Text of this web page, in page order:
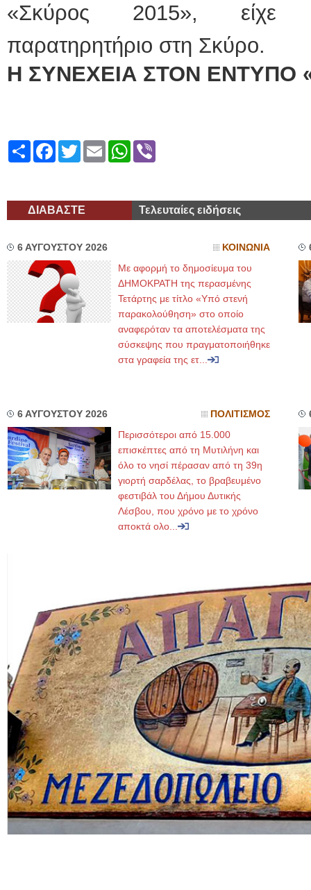
«Σκύρος 2015», είχε
παρατηρητήριο στη Σκύρο.
Η ΣΥΝΕΧΕΙΑ ΣΤΟΝ ΕΝΤΥΠΟ
ShareFacebook
TwitterEmailWhatsApp
ΔΙΑΒΑΣΤΕ Τελευταίες ειδήσεις
6 ΑΥΓΟΥΣΤΟΥ 2026 ΚΟΙΝΩΝΙΑ
Με αφορμή το δημοσίευμα του
ΔΗΜΟΚΡΑΤΗ της περασμένης
Τετάρτης με τίτλο «Υπό στενή
παρακολούθηση» στο οποίο
αναφερόταν τα αποτελέσματα της
σύσκεψης που πραγματοποιήθηκε
στα γραφεία της ετ...
6 ΑΥΓΟΥΣΤΟΥ 2026 ΠΟΛΙΤΙΣΜΟΣ
Περισσότεροι από 15.000
επισκέπτες από τη Μυτιλήνη και
όλο το νησί πέρασαν από τη 39η
γιορτή σαρδέλας, το βραβευμένο
φεστιβάλ του Δήμου Δυτικής
Λέσβου, που χρόνο με το χρόνο
αποκτά ολο...